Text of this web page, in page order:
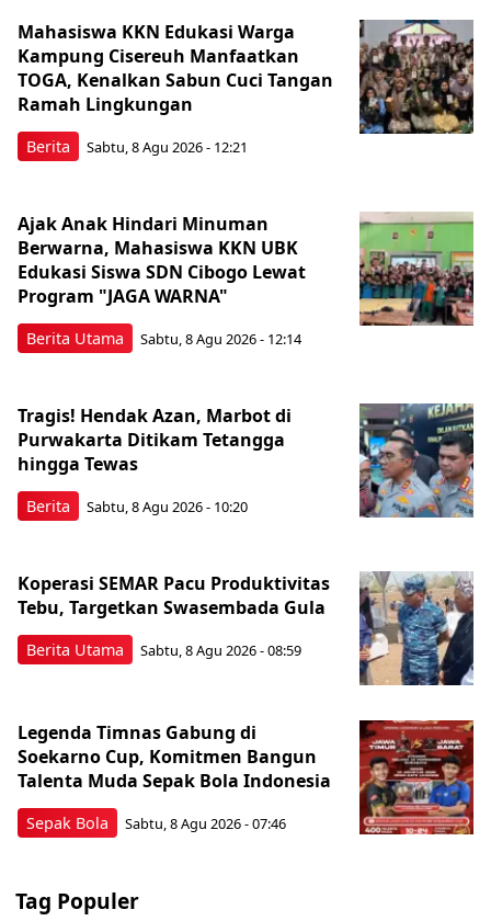
Berita
Mahasiswa KKN Edukasi Warga
Kampung Cisereuh Manfaatkan
TOGA, Kenalkan Sabun Cuci Tangan
Ramah Lingkungan
Sabtu, 8 Agu 2026 - 12:21
Berita Utama
Ajak Anak Hindari Minuman
Berwarna, Mahasiswa KKN UBK
Edukasi Siswa SDN Cibogo Lewat
Program "JAGA WARNA"
Sabtu, 8 Agu 2026 - 12:14
Berita
Tragis! Hendak Azan, Marbot di
Purwakarta Ditikam Tetangga
hingga Tewas
Sabtu, 8 Agu 2026 - 10:20
Berita Utama
Koperasi SEMAR Pacu Produktivitas
Tebu, Targetkan Swasembada Gula
Sabtu, 8 Agu 2026 - 08:59
Sepak Bola
Legenda Timnas Gabung di
Soekarno Cup, Komitmen Bangun
Talenta Muda Sepak Bola Indonesia
Sabtu, 8 Agu 2026 - 07:46
Tag Populer